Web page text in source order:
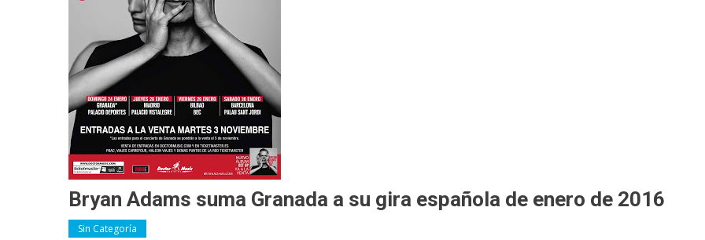
Bryan Adams suma Granada a su gira española de enero de 2016
Sin Categoría